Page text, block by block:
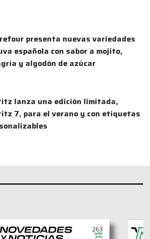
presenta nuevas variedades
española con sabor a mojito,
y algodón de azúcar
lanza una edición limitada,
7, para el verano y con etiquetas